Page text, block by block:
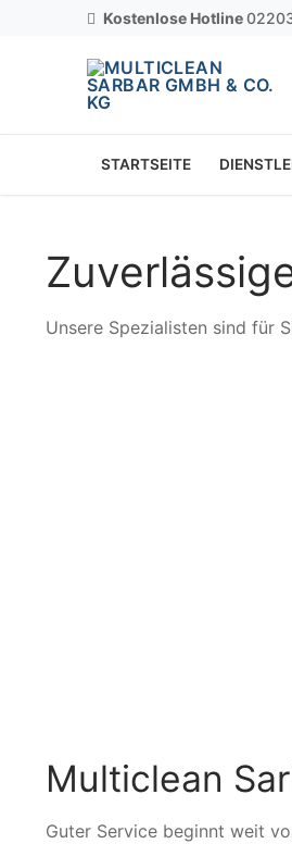
Kostenlose Hotline
STARTSEITE
Unsere Spezialisten sind für
Multiclean
Guter Service beginnt weit